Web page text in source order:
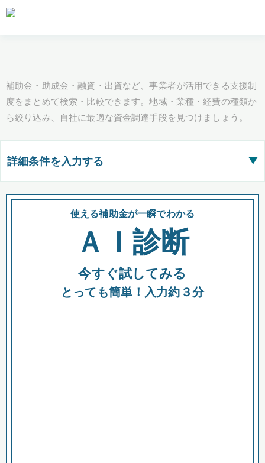
補助金・助成金・融資・出資など、事業者が活用できる支援制
度をまとめて検索・比較できます。地域・業種・経費の種類か
ら絞り込み、自社に最適な資金調達手段を見つけましょう。
詳細条件を入力する ▶
都道府県
全国の検索結果を含めて表示
助成金 融資 出資
使える補助金が一瞬でわかる
ＡＩ診断
今すぐ試してみる
とっても簡単！入力約３分